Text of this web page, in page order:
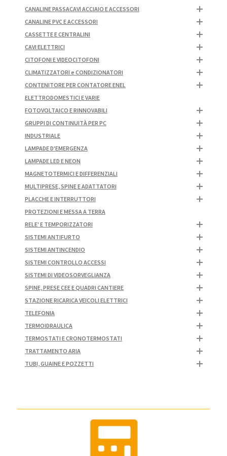
CANALINE PASSACAVI ACCIAIO E ACCESSORI
CANALINE PVC E ACCESSORI
CASSETTE E CENTRALINI
CAVI ELETTRICI
CITOFONI E VIDEOCITOFONI
CLIMATIZZATORI e CONDIZIONATORI
CONTENITORE PER CONTATORE ENEL
ELETTRODOMESTICI E VARIE
FOTOVOLTAICO E RINNOVABILI
GRUPPI DI CONTINUITÀ PER PC
INDUSTRIALE
LAMPADE D'EMERGENZA
LAMPADE LED E NEON
MAGNETOTERMICI E DIFFERENZIALI
MULTIPRESE, SPINE E ADATTATORI
PLACCHE E INTERRUTTORI
PROTEZIONI E MESSA A TERRA
RELE' E TEMPORIZZATORI
SISTEMI ANTIFURTO
SISTEMI ANTINCENDIO
SISTEMI CONTROLLO ACCESSI
SISTEMI DI VIDEOSORVEGLIANZA
SPINE, PRESE CEE E QUADRI CANTIERE
STAZIONE RICARICA VEICOLI ELETTRICI
TELEFONIA
TERMOIDRAULICA
TERMOSTATI E CRONOTERMOSTATI
TRATTAMENTO ARIA
TUBI, GUAINE E POZZETTI